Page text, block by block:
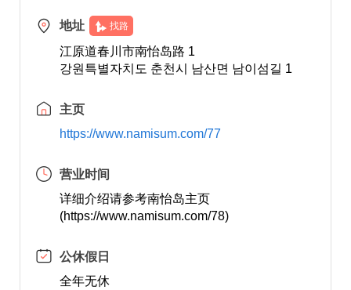
地址 找路
江原道春川市南怡岛路 1
강원특별자치도 춘천시 남산면 남이섬길 1
主页
https://www.namisum.com/77
营业时间
详细介绍请参考南怡岛主页
(https://www.namisum.com/78)
公休假日
全年无休